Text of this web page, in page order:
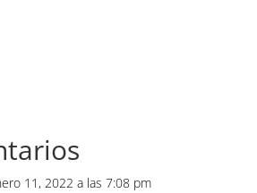
11, 2022 a las 7:08 pm